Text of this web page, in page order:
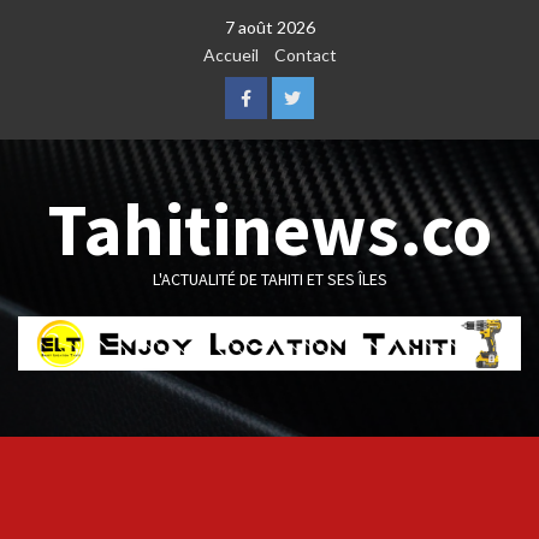
7 août 2026
Accueil
Contact
FacebookTwitter
Tahitinews.co
L'ACTUALITÉ DE TAHITI ET SES ÎLES